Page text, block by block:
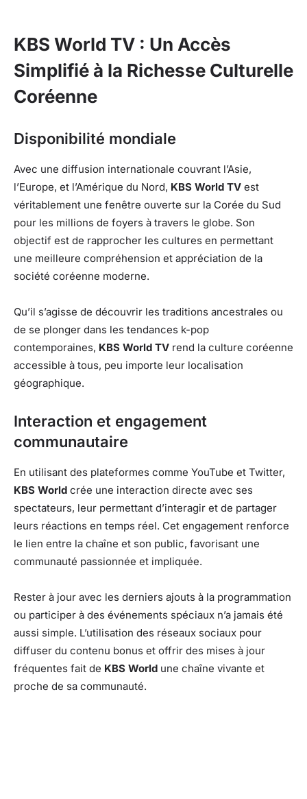
KBS World TV : Un Accès
Simplifié à la Richesse Culturelle
Coréenne
Disponibilité mondiale
Avec une diffusion internationale couvrant l’Asie,
l’Europe, et l’Amérique du Nord, KBS World TV est
véritablement une fenêtre ouverte sur la Corée du Sud
pour les millions de foyers à travers le globe. Son
objectif est de rapprocher les cultures en permettant
une meilleure compréhension et appréciation de la
société coréenne moderne.
Qu’il s’agisse de découvrir les traditions ancestrales ou
de se plonger dans les tendances k-pop
contemporaines, KBS World TV rend la culture coréenne
accessible à tous, peu importe leur localisation
géographique.
Interaction et engagement
communautaire
En utilisant des plateformes comme YouTube et Twitter,
KBS World crée une interaction directe avec ses
spectateurs, leur permettant d’interagir et de partager
leurs réactions en temps réel. Cet engagement renforce
le lien entre la chaîne et son public, favorisant une
communauté passionnée et impliquée.
Rester à jour avec les derniers ajouts à la programmation
ou participer à des événements spéciaux n’a jamais été
aussi simple. L’utilisation des réseaux sociaux pour
diffuser du contenu bonus et offrir des mises à jour
fréquentes fait de KBS World une chaîne vivante et
proche de sa communauté.